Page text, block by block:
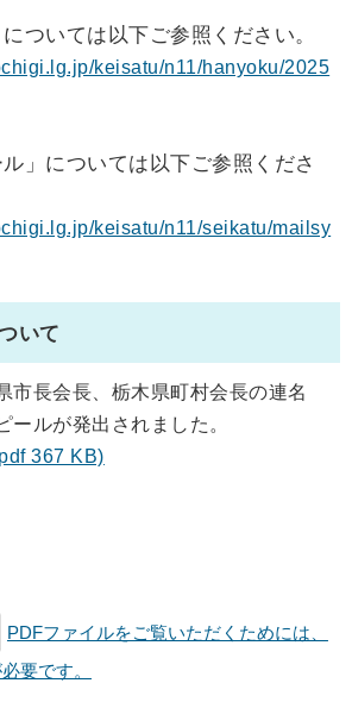
ついては以下ご参照ください。
keisatu/n11/hanyoku/2025
ル」については以下ご参照くださ
keisatu/n11/seikatu/mailsy
いて
市長会長、栃木県町村会長の連名
ールが発出されました。
367 KB)
PDFファイルをご覧いただくためには、
要です。